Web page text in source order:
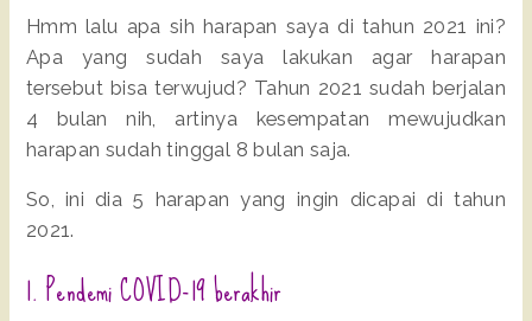
Hmm lalu apa sih harapan saya di tahun 2021 ini?
Apa yang sudah saya lakukan agar harapan
tersebut bisa terwujud? Tahun 2021 sudah berjalan
4 bulan nih, artinya kesempatan mewujudkan
harapan sudah tinggal 8 bulan saja.
So, ini dia 5 harapan yang ingin dicapai di tahun
2021.
1. Pendemi COVID-19 berakhir